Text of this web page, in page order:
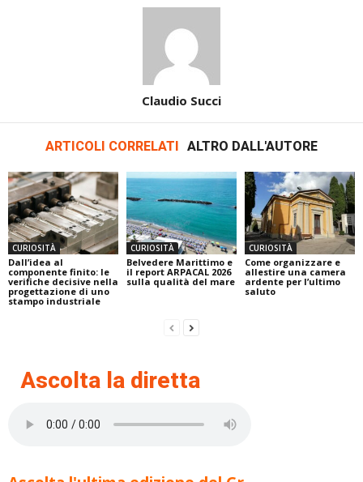
Claudio Succi
ARTICOLI CORRELATI ALTRO DALL'AUTORE
CURIOSITÀ
Dall’idea al
componente finito: le
verifiche decisive nella
progettazione di uno
stampo industriale
CURIOSITÀ
Belvedere Marittimo e
il report ARPACAL 2026
sulla qualità del mare
CURIOSITÀ
Come organizzare e
allestire una camera
ardente per l’ultimo
saluto
Ascolta la diretta